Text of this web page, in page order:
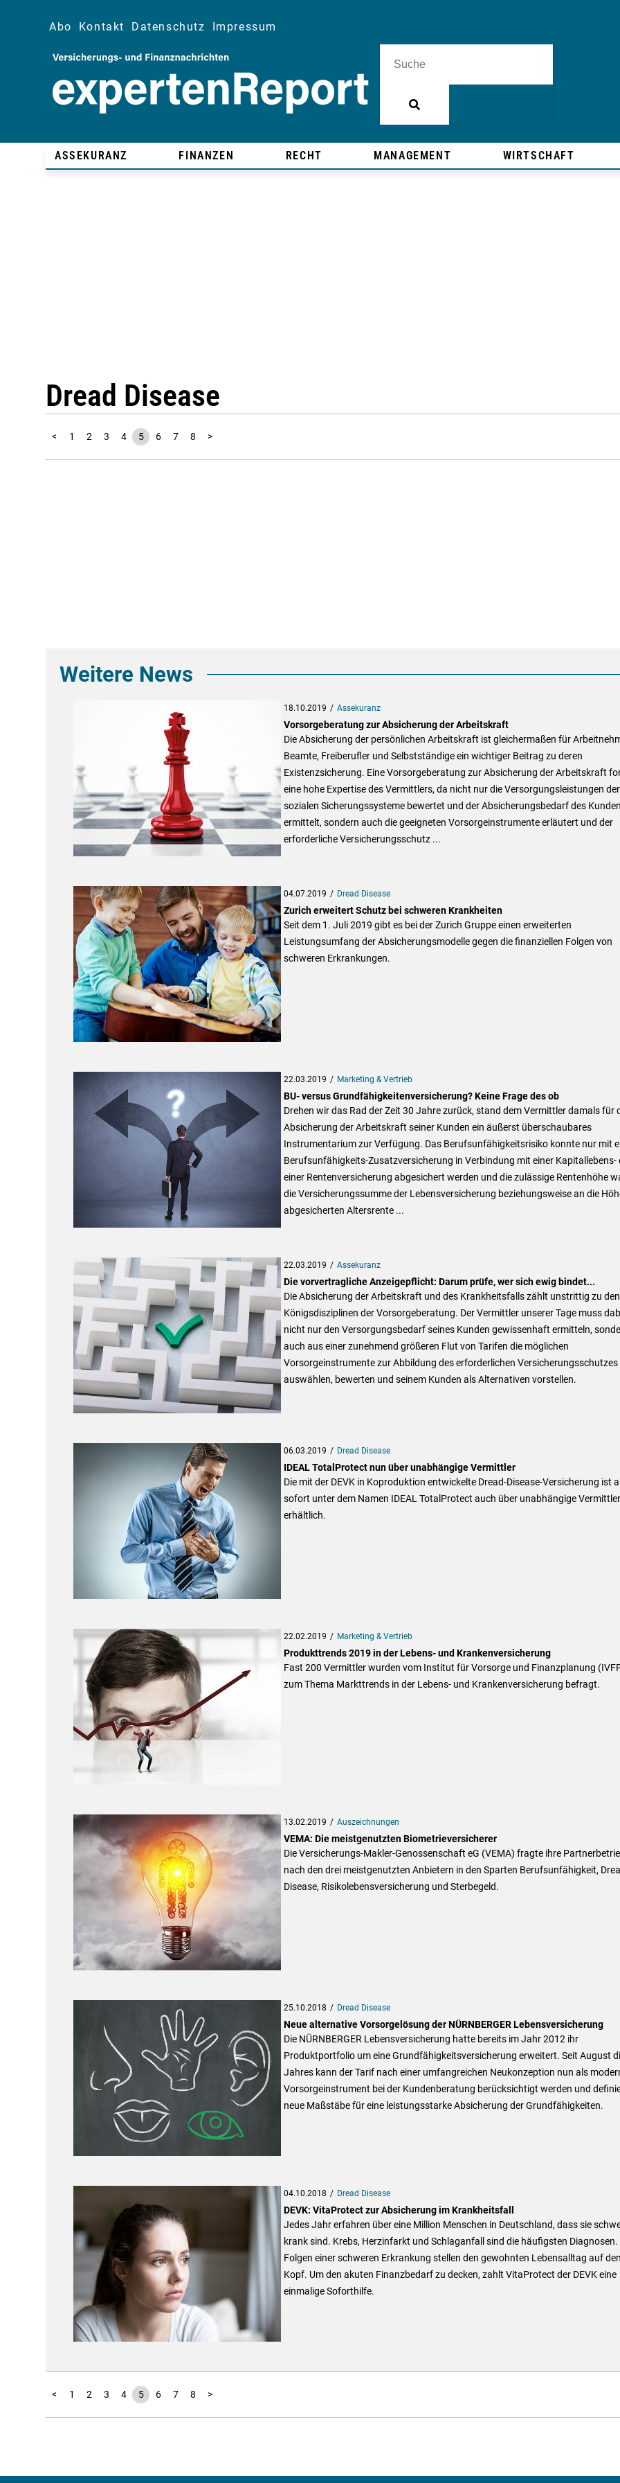
Abo Kontakt Datenschutz Impressum
ASSEKURANZ FINANZEN RECHT MANAGEMENT WIRTSCHAFT
Dread Disease
< 1 2 3 4 5 6 7 8 >
Weitere News
18.10.2019 Assekuranz
Vorsorgeberatung zur Absicherung der Arbeitskraft
Die Absicherung der persönlichen Arbeitskraft ist gleichermaßen für
Beamte, Freiberufler und Selbstständige ein wichtiger Beitrag zu deren
Existenzsicherung. Eine Vorsorgeberatung zur Absicherung der Arbeitskraft
eine hohe Expertise des Vermittlers, da nicht nur die Versorgungsleistungen der
sozialen Sicherungssysteme bewertet und der Absicherungsbedarf des Kunden
ermittelt, sondern auch die geeigneten Vorsorgeinstrumente erläutert und der
erforderliche Versicherungsschutz ...
04.07.2019 Dread Disease
Zurich erweitert Schutz bei schweren Krankheiten
Seit dem 1. Juli 2019 gibt es bei der Zurich Gruppe einen erweiterten
Leistungsumfang der Absicherungsmodelle gegen die finanziellen Folgen von
schweren Erkrankungen.
22.03.2019 Marketing & Vertrieb
BU- versus Grundfähigkeitenversicherung? Keine Frage des ob
Drehen wir das Rad der Zeit 30 Jahre zurück, stand dem Vermittler damals für
Absicherung der Arbeitskraft seiner Kunden ein äußerst überschaubares
Instrumentarium zur Verfügung. Das Berufsunfähigkeitsrisiko konnte nur mit
Berufsunfähigkeits-Zusatzversicherung in Verbindung mit einer Kapitallebens-
einer Rentenversicherung abgesichert werden und die zulässige Rentenhöhe
die Versicherungssumme der Lebensversicherung beziehungsweise an die
abgesicherten Altersrente ...
22.03.2019 Assekuranz
Die vorvertragliche Anzeigepflicht: Darum prüfe, wer sich ewig bindet...
Die Absicherung der Arbeitskraft und des Krankheitsfalls zählt unstrittig zu den
Königsdisziplinen der Vorsorgeberatung. Der Vermittler unserer Tage muss
nicht nur den Versorgungsbedarf seines Kunden gewissenhaft ermitteln,
auch aus einer zunehmend größeren Flut von Tarifen die möglichen
Vorsorgeinstrumente zur Abbildung des erforderlichen Versicherungsschutzes
auswählen, bewerten und seinem Kunden als Alternativen vorstellen.
06.03.2019 Dread Disease
IDEAL TotalProtect nun über unabhängige Vermittler
Die mit der DEVK in Koproduktion entwickelte Dread-Disease-Versicherung ist
sofort unter dem Namen IDEAL TotalProtect auch über unabhängige Vermittler
erhältlich.
22.02.2019 Marketing & Vertrieb
Produkttrends 2019 in der Lebens- und Krankenversicherung
Fast 200 Vermittler wurden vom Institut für Vorsorge und Finanzplanung
zum Thema Markttrends in der Lebens- und Krankenversicherung befragt.
13.02.2019 Auszeichnungen
VEMA: Die meistgenutzten Biometrieversicherer
Die Versicherungs-Makler-Genossenschaft eG (VEMA) fragte ihre
nach den drei meistgenutzten Anbietern in den Sparten Berufsunfähigkeit,
Disease, Risikolebensversicherung und Sterbegeld.
25.10.2018 Dread Disease
Neue alternative Vorsorgelösung der NÜRNBERGER Lebensversicherung
Die NÜRNBERGER Lebensversicherung hatte bereits im Jahr 2012 ihr
Produktportfolio um eine Grundfähigkeitsversicherung erweitert. Seit August
Jahres kann der Tarif nach einer umfangreichen Neukonzeption nun als
Vorsorgeinstrument bei der Kundenberatung berücksichtigt werden und
neue Maßstäbe für eine leistungsstarke Absicherung der Grundfähigkeiten.
04.10.2018 Dread Disease
DEVK: VitaProtect zur Absicherung im Krankheitsfall
Jedes Jahr erfahren über eine Million Menschen in Deutschland, dass sie
krank sind. Krebs, Herzinfarkt und Schlaganfall sind die häufigsten Diagnosen.
Folgen einer schweren Erkrankung stellen den gewohnten Lebensalltag auf den
Kopf. Um den akuten Finanzbedarf zu decken, zahlt VitaProtect der DEVK eine
einmalige Soforthilfe.
< 1 2 3 4 5 6 7 8 >